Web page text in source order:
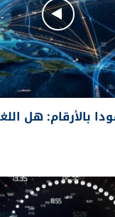
بالأرقام: هل